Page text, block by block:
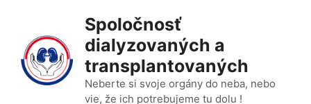
obsah
Spoločnosť
dialyzovaných a
transplantovaných
Neberte si svoje orgány do neba, nebo
vie, že ich potrebujeme tu dolu !